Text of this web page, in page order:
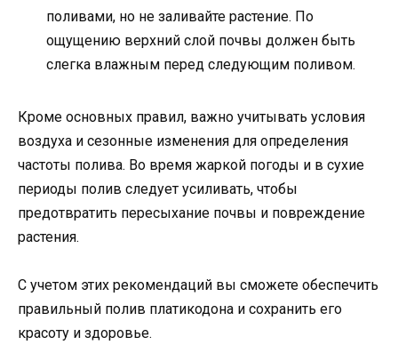
поливами, но не заливайте растение. По
ощущению верхний слой почвы должен быть
слегка влажным перед следующим поливом.
Кроме основных правил, важно учитывать условия
воздуха и сезонные изменения для определения
частоты полива. Во время жаркой погоды и в сухие
периоды полив следует усиливать, чтобы
предотвратить пересыхание почвы и повреждение
растения.
С учетом этих рекомендаций вы сможете обеспечить
правильный полив платикодона и сохранить его
красоту и здоровье.